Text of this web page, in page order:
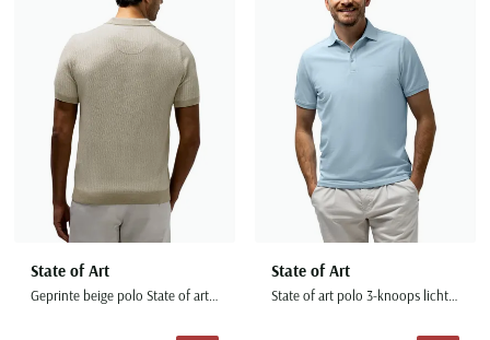
State of Art
Geprinte beige polo State of art 3-knoops
Toevoegen aan favorieten
State of Art
State of art polo 3-knoops lichtblauw